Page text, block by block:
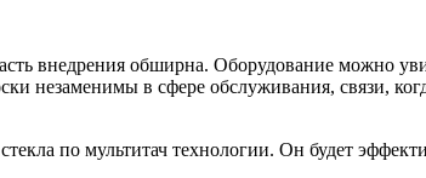
внедрения обширна. Оборудование можно
незаменимы в сфере обслуживания, связи,
по мультитач технологии. Он будет